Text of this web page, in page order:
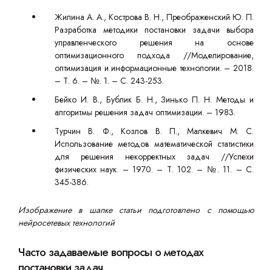
Жилина А. А., Кострова В. Н., Преображенский Ю. П.
Разработка методики постановки задачи выбора
управленческого решения на основе
оптимизационного подхода //Моделирование,
оптимизация и информационные технологии. – 2018.
– Т. 6. – №. 1. – С. 243-253.
Бейко И. В., Бублик Б. Н., Зинько П. Н. Методы и
алгоритмы решения задач оптимизации. – 1983.
Турчин В. Ф., Козлов В. П., Малкевич М. С.
Использование методов математической статистики
для решения некорректных задач //Успехи
физических наук. – 1970. – Т. 102. – №. 11. – С.
345-386.
Изображение в шапке статьи подготовлено с помощью
нейросетевых технологий
Часто задаваемые вопросы о методах